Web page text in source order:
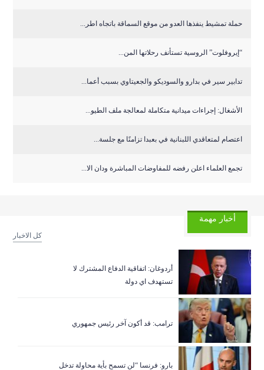
حملة تمشيط ينفذها العدو من موقع السماقة باتجاه اطر...
“إيروفلوت” الروسية تستأنف رحلاتها المن...
تدابير سير في بدارو والسوديكو والجعيتاوي بسبب أعما...
الأشغال: إجراءات ميدانية متكاملة لمعالجة ملف الطيو...
اعتصام لمتعاقدي اللبنانية في بعبدا تزامنًا مع جلسة...
تجمع العلماء اعلن رفضه للمفاوضات المباشرة ودان الا...
أخبار مهمة
كل الاخبار
أردوغان: اتفاقية الدفاع المشترك لا
تستهدف اي دولة
ترامب: قد أكون آخر رئيس جمهوري
بارو: فرنسا “لن تسمح بأية محاولة تدخل